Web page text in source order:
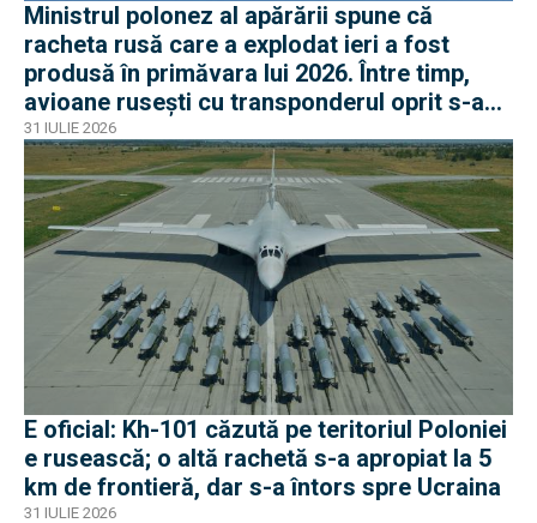
Ministrul polonez al apărării spune că
racheta rusă care a explodat ieri a fost
produsă în primăvara lui 2026. Între timp,
avioane rusești cu transponderul oprit s-au
apropiat de frontiera Poloniei
31 IULIE 2026
E oficial: Kh-101 căzută pe teritoriul Poloniei
e rusească; o altă rachetă s-a apropiat la 5
km de frontieră, dar s-a întors spre Ucraina
31 IULIE 2026